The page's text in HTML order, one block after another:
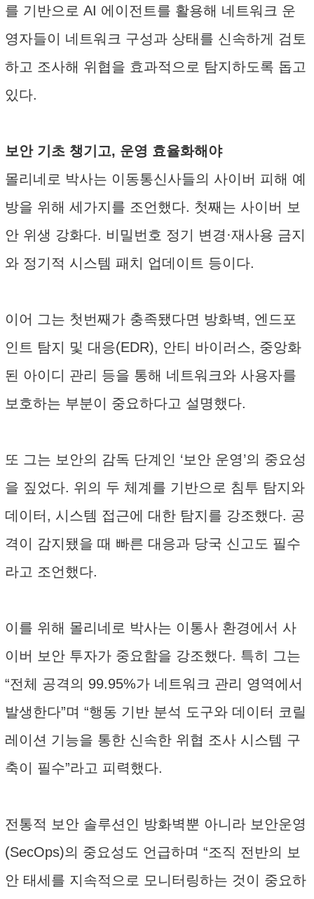
를 기반으로 AI 에이전트를 활용해 네트워크 운
영자들이 네트워크 구성과 상태를 신속하게 검토
하고 조사해 위협을 효과적으로 탐지하도록 돕고
있다.
보안 기초 챙기고, 운영 효율화해야
몰리네로 박사는 이동통신사들의 사이버 피해 예
방을 위해 세가지를 조언했다. 첫째는 사이버 보
안 위생 강화다. 비밀번호 정기 변경·재사용 금지
와 정기적 시스템 패치 업데이트 등이다.
이어 그는 첫번째가 충족됐다면 방화벽, 엔드포
인트 탐지 및 대응(EDR), 안티 바이러스, 중앙화
된 아이디 관리 등을 통해 네트워크와 사용자를
보호하는 부분이 중요하다고 설명했다.
또 그는 보안의 감독 단계인 ‘보안 운영’의 중요성
을 짚었다. 위의 두 체계를 기반으로 침투 탐지와
데이터, 시스템 접근에 대한 탐지를 강조했다. 공
격이 감지됐을 때 빠른 대응과 당국 신고도 필수
라고 조언했다.
이를 위해 몰리네로 박사는 이통사 환경에서 사
이버 보안 투자가 중요함을 강조했다. 특히 그는
“전체 공격의 99.95%가 네트워크 관리 영역에서
발생한다”며 “행동 기반 분석 도구와 데이터 코릴
레이션 기능을 통한 신속한 위협 조사 시스템 구
축이 필수”라고 피력했다.
전통적 보안 솔루션인 방화벽뿐 아니라 보안운영
(SecOps)의 중요성도 언급하며 “조직 전반의 보
안 태세를 지속적으로 모니터링하는 것이 중요하